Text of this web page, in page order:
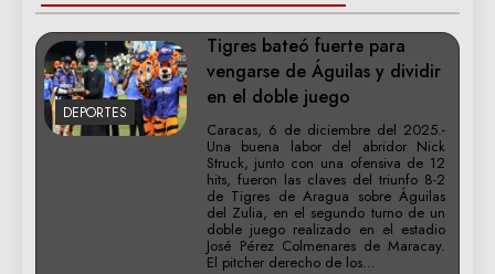
DEPORTES
Tigres bateó fuerte para
vengarse de Águilas y dividir
en el doble juego
Caracas, 6 de diciembre del 2025.-
Una buena labor del abridor Nick
Struck, junto con una ofensiva de 12
hits, fueron las claves del triunfo 8-2
de Tigres de Aragua sobre Águilas
del Zulia, en el segundo turno de un
doble juego realizado en el estadio
José Pérez Colmenares de Maracay.
El pitcher derecho de los…